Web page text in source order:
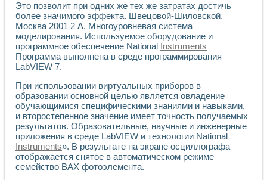
Это позволит при одних же тех же затратах достичь
более значимого эффекта. Швецовой-Шиловской,
Москва 2001 2 А. Многоуровневая система
моделирования. Используемое оборудование и
программное обеспечение National Instruments
Программа выполнена в среде программирования
LabVIEW 7.
При использовании виртуальных приборов в
образовании основной целью является овладение
обучающимися специфическими знаниями и навыками,
и второстепенное значение имеет точность получаемых
результатов. Образовательные, научные и инженерные
приложения в среде LabVIEW и технологии National
Instruments». В результате на экране осциллографа
отображается снятое в автоматическом режиме
семейство ВАХ фотоэлемента.